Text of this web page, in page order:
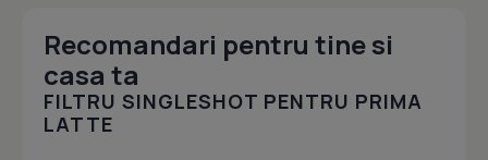
Recomandari pentru tine si
casa ta
FILTRU SINGLESHOT PENTRU PRIMA
LATTE